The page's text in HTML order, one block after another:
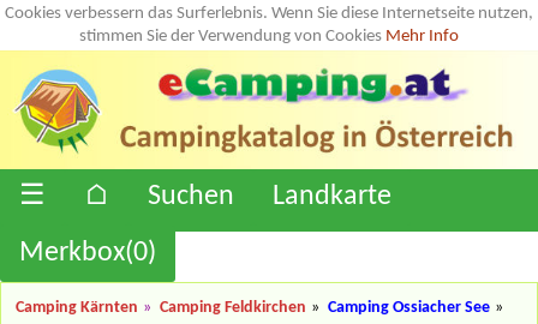
Cookies verbessern das Surferlebnis. Wenn Sie diese Internetseite nutzen,
stimmen Sie der Verwendung von Cookies Mehr Info
☰ ⌂ Suchen
Landkarte
Merkbox(0)
Camping Kärnten » Camping Feldkirchen » Camping Ossiacher See »